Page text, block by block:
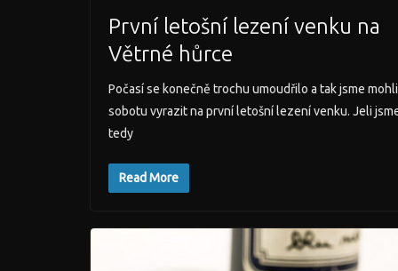
První letošní lezení venku na
Větrné hůrce
Počasí se konečně trochu umoudřilo a tak jsme
sobotu vyrazit na první letošní lezení venku. Jeli
tedy
Read More